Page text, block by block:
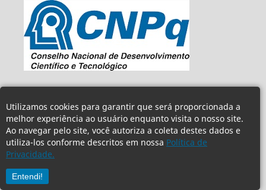
Utilizamos cookies para garantir que será proporcionada a
melhor experiência ao usuário enquanto visita o nosso site.
Ao navegar pelo site, você autoriza a coleta destes dados e
utiliza-los conforme descritos em nossa Política de
Privacidade.
Entendi!